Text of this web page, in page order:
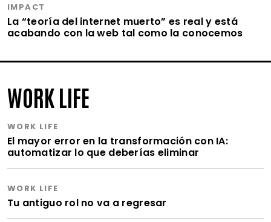
IMPACT
La “teoría del internet muerto” es real y está
acabando con la web tal como la conocemos
WORK LIFE
WORK LIFE
El mayor error en la transformación con IA:
automatizar lo que deberías eliminar
WORK LIFE
Tu antiguo rol no va a regresar